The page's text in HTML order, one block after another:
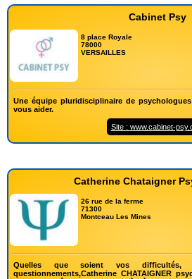
Cabinet Psy
8 place Royale
78000
VERSAILLES
Une équipe pluridisciplinaire de
vous aider.
Site : www.cabinet-
Catherine Chataigner
26 rue de la ferme
71300
Montceau Les Mines
Quelles que soient vos
questionnements,Catherine CHATAIGNER